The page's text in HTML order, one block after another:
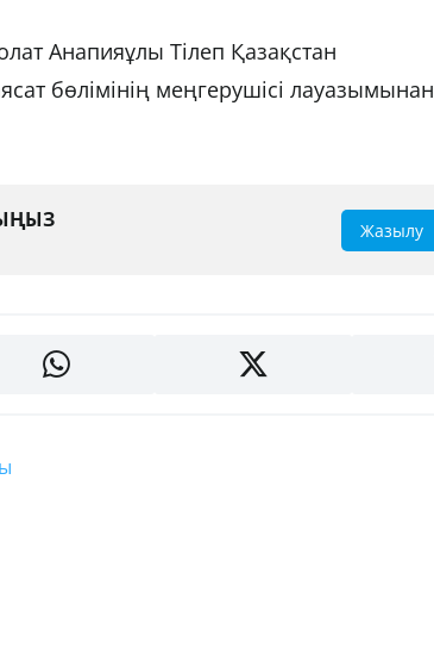
Анапияұлы Тілеп Қазақстан
бөлімінің меңгерушісі лауазымынан
Жазылу